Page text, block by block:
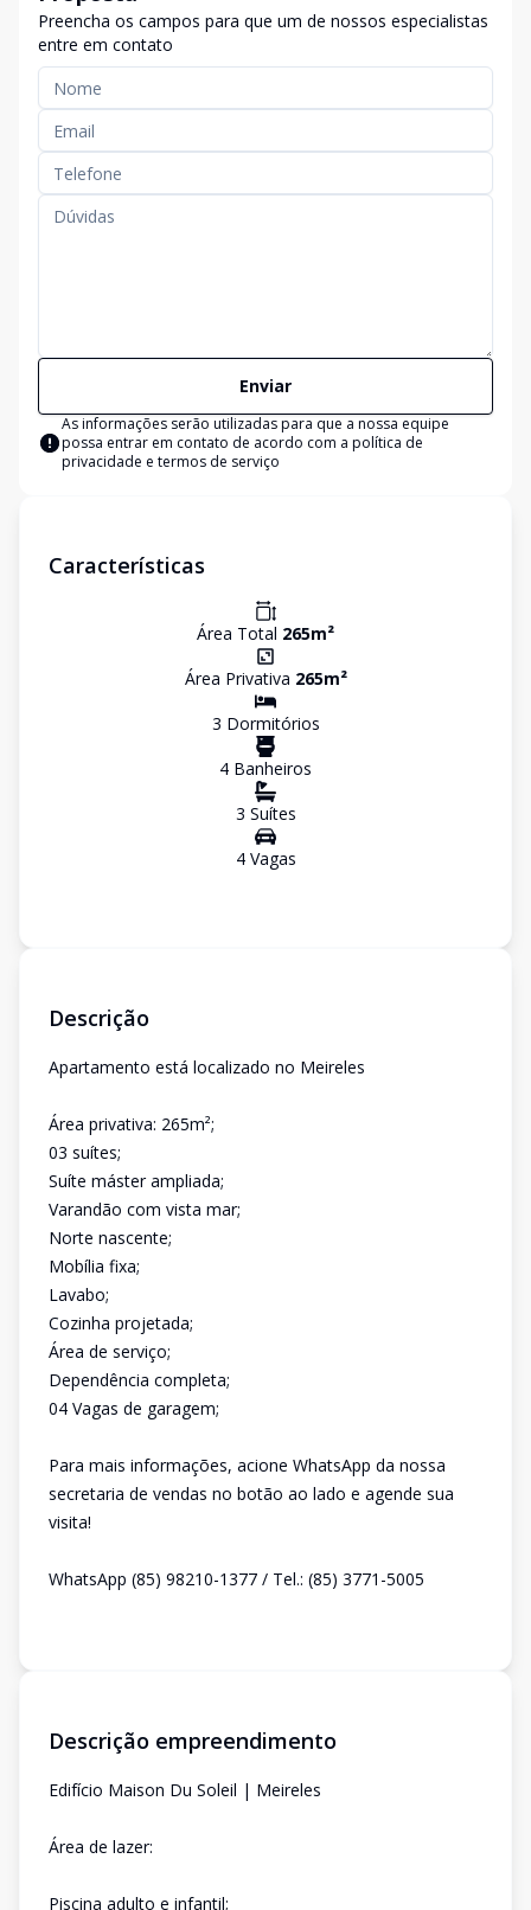
Preencha os campos para que um de nossos especialistas
entre em contato
Enviar
As informações serão utilizadas para que a nossa equipe
possa entrar em contato de acordo com a política de
privacidade e termos de serviço
Características
Área Total 265m²
Área Privativa 265m²
3 Dormitórios
4 Banheiros
3 Suítes
4Vagas
Descrição
Apartamento está localizado no Meireles
Área privativa: 265m²;
03 suítes;
Suíte máster ampliada;
Varandão com vista mar;
Norte nascente;
Mobília fixa;
Lavabo;
Cozinha projetada;
Área de serviço;
Dependência completa;
04 Vagas de garagem;
Para mais informações, acione WhatsApp da nossa
secretaria de vendas no botão ao lado e agende sua
visita!
WhatsApp (85) 98210-1377 / Tel.: (85) 3771-5005
Descrição empreendimento
Edifício Maison Du Soleil | Meireles
Área de lazer:
Piscina adulto e infantil;